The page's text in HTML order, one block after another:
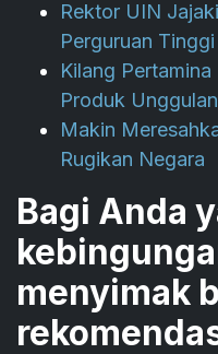
Rektor UIN
Perguruan
Kilang
Produk Unggulan
Makin
Rugikan Negara
Bagi Anda
menyimak